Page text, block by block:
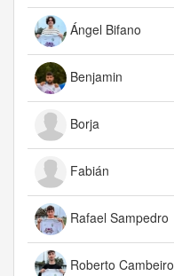
Ángel Bifano
Benjamin
Borja
Fabián
Rafael Sampedro
Roberto Cambeiro